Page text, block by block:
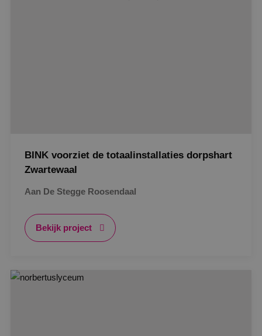
BINK voorziet de totaalinstallaties dorpshart
Zwartewaal
Aan De Stegge Roosendaal
Bekijk project